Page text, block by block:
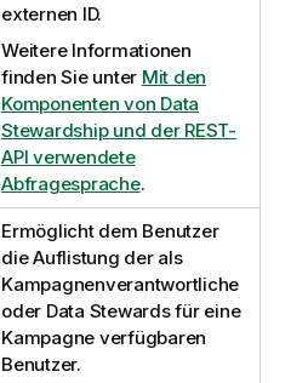
externen ID.
Weitere Informationen
finden Sie unter Mit den
Komponenten von Data
Stewardship und der REST-
API verwendete
Abfragesprache.
Ermöglicht dem Benutzer
die Auflistung der als
Kampagnenverantwortliche
oder Data Stewards für eine
Kampagne verfügbaren
Benutzer.